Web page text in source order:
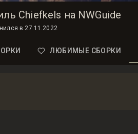
Chiefkels на NWGuide
в 27.11.2022
ЛЮБИМЫЕ СБОРКИ